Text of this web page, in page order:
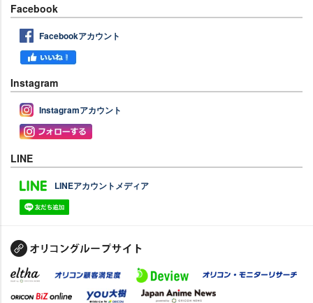
Facebook
Facebookアカウント
Instagram
Instagramアカウント
LINE
LINEアカウントメディア